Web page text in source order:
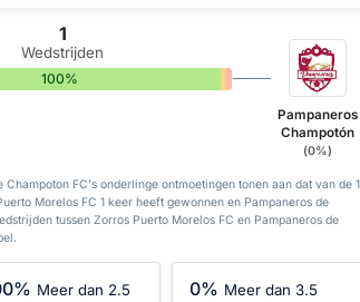
1
Wedstrijden
100% 0%
0%
Pampaneros
Champotón
(0%)
FC's onderlinge ontmoetingen tonen aan dat van de 1
Morelos FC 1 keer heeft gewonnen en Pampaneros de
tussen Zorros Puerto Morelos FC en Pampaneros de
Meer dan 2.5 0% Meer dan 3.5